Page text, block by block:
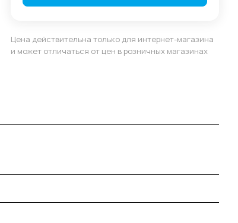
Цена действительна только для интернет-магазина
и может отличаться от цен в розничных магазинах